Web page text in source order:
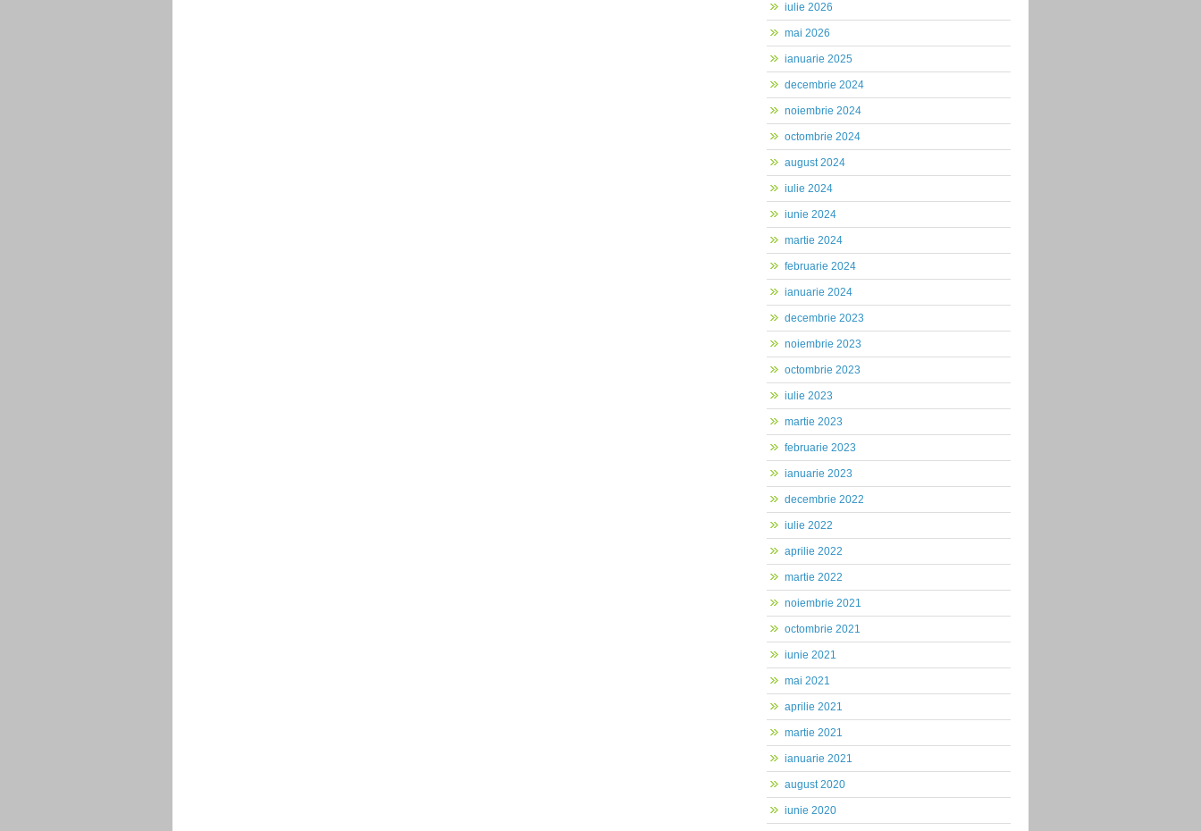
iulie 2026
mai 2026
ianuarie 2025
decembrie 2024
noiembrie 2024
octombrie 2024
august 2024
iulie 2024
iunie 2024
martie 2024
februarie 2024
ianuarie 2024
decembrie 2023
noiembrie 2023
octombrie 2023
iulie 2023
martie 2023
februarie 2023
ianuarie 2023
decembrie 2022
iulie 2022
aprilie 2022
martie 2022
noiembrie 2021
octombrie 2021
iunie 2021
mai 2021
aprilie 2021
martie 2021
ianuarie 2021
august 2020
iunie 2020